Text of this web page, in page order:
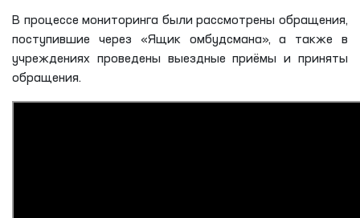
В процессе мониторинга были рассмотрены обращения,
поступившие через «Ящик омбудсмана», а также в
учреждениях проведены выездные приёмы и приняты
обращения.